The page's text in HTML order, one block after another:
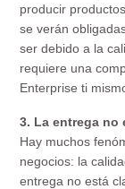
producir
se verán
ser debido a la
requiere una
Enterprise ti
3. La entrega no
Hay muchos
negocios: la
entrega no está